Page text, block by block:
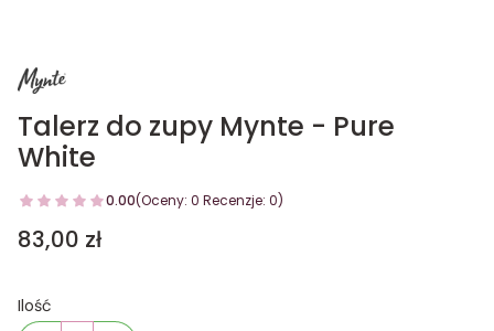
Talerz do zupy Mynte - Pure
White
0.00(Oceny: 0 Recenzje: 0)
Cena
83,00 zł
Ilość